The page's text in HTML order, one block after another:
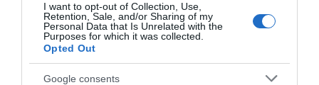
I want to opt-out of Collection, Use,
Retention, Sale, and/or Sharing of my
Personal Data that Is Unrelated with the
Purposes for which it was collected.
Opted Out
Google consents
ΔΙΕΘΝΗ
“Κεραυνοί” από τον Τσετσένο πολέμαρχο
Καντίροφ – “Θα πάρουμε το Κίεβο και άλλες
πόλεις” (vid)